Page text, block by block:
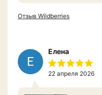
Отзыв Wildberries
Е
Елена
22 апреля 2026